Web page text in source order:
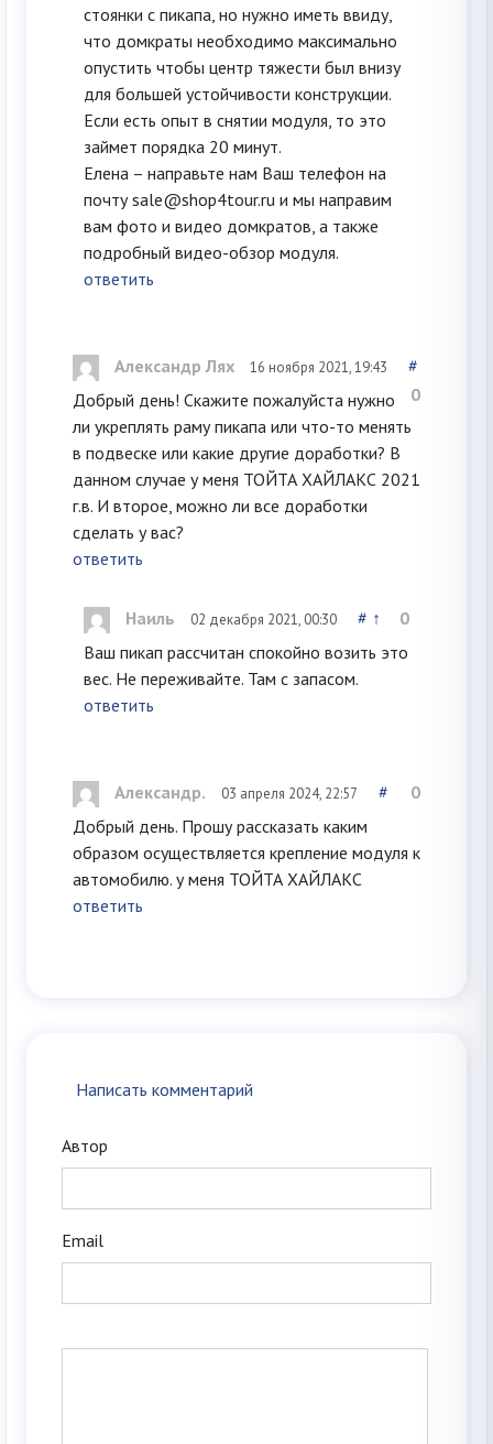
стоянки с пикапа, но нужно иметь ввиду,
что домкраты необходимо максимально
опустить чтобы центр тяжести был внизу
для большей устойчивости конструкции.
Если есть опыт в снятии модуля, то это
займет порядка 20 минут.
Елена – направьте нам Ваш телефон на
почту sale@shop4tour.ru и мы направим
вам фото и видео домкратов, а также
подробный видео-обзор модуля.
ответить
Александр Лях 16 ноября 2021, 19:43
#
0
Добрый день! Скажите пожалуйста нужно
ли укреплять раму пикапа или что-то менять
в подвеске или какие другие доработки? В
данном случае у меня ТОЙТА ХАЙЛАКС 2021
г.в. И второе, можно ли все доработки
сделать у вас?
ответить
Наиль 02 декабря 2021, 00:30 # ↑
0
Ваш пикап рассчитан спокойно возить это
вес. Не переживайте. Там с запасом.
ответить
Александр. 03 апреля 2024, 22:57 #
0
Добрый день. Прошу рассказать каким
образом осуществляется крепление модуля к
автомобилю. у меня ТОЙТА ХАЙЛАКС
ответить
Написать комментарий
Автор
Email